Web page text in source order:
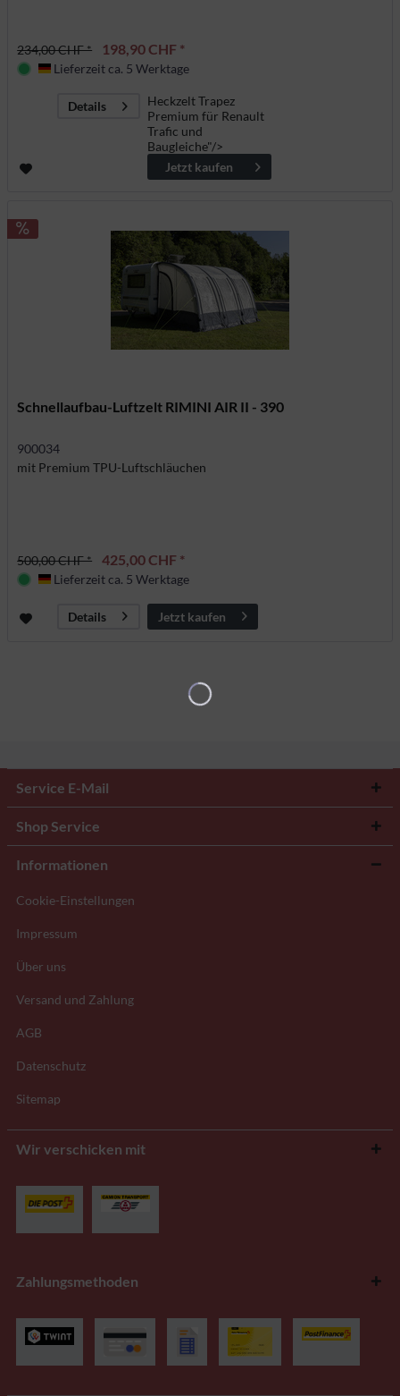
234,00 CHF * 198,90 CHF *
Deutschland
Lieferzeit ca. 5 Werktage
Details
Heckzelt Trapez
Premium für Renault
Trafic und
Baugleiche"/>
Jetzt kaufen
Schnellaufbau-Luftzelt RIMINI AIR II - 390
900034
mit Premium TPU-Luftschläuchen
500,00 CHF * 425,00 CHF *
Deutschland
Lieferzeit ca. 5 Werktage
Details Jetzt kaufen
Service E-Mail
Shop Service
Informationen
Cookie-Einstellungen
Impressum
Über uns
Versand und Zahlung
AGB
Datenschutz
Sitemap
Wir verschicken mit
Zahlungsmethoden